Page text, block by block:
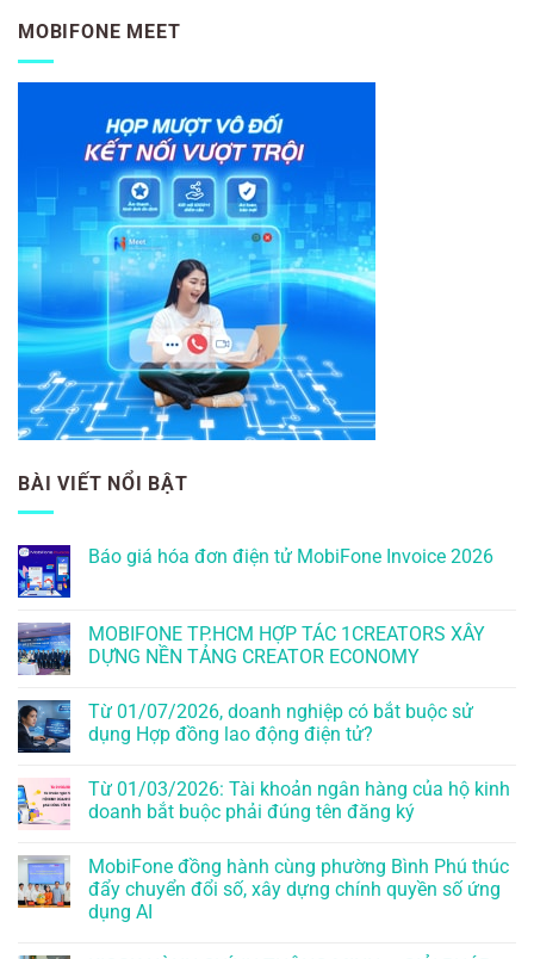
MOBIFONE MEET
BÀI VIẾT NỔI BẬT
Báo giá hóa đơn điện tử MobiFone Invoice 2026
MOBIFONE TP.HCM HỢP TÁC 1CREATORS XÂY
DỰNG NỀN TẢNG CREATOR ECONOMY
Từ 01/07/2026, doanh nghiệp có bắt buộc sử
dụng Hợp đồng lao động điện tử?
Từ 01/03/2026: Tài khoản ngân hàng của hộ kinh
doanh bắt buộc phải đúng tên đăng ký
MobiFone đồng hành cùng phường Bình Phú thúc
đẩy chuyển đổi số, xây dựng chính quyền số ứng
dụng AI